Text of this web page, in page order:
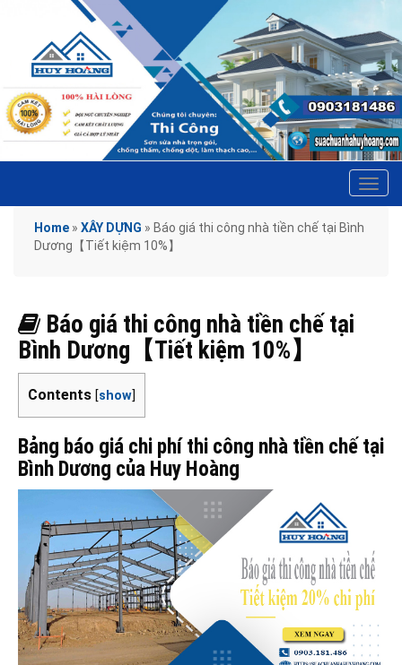
Home » XÂY DỰNG » Báo giá thi công nhà tiền chế tại Bình
Dương【Tiết kiệm 10%】
Báo giá thi công nhà tiền chế tại
Bình Dương【Tiết kiệm 10%】
Contents [show]
Bảng báo giá chi phí thi công nhà tiền chế tại
Bình Dương của Huy Hoàng